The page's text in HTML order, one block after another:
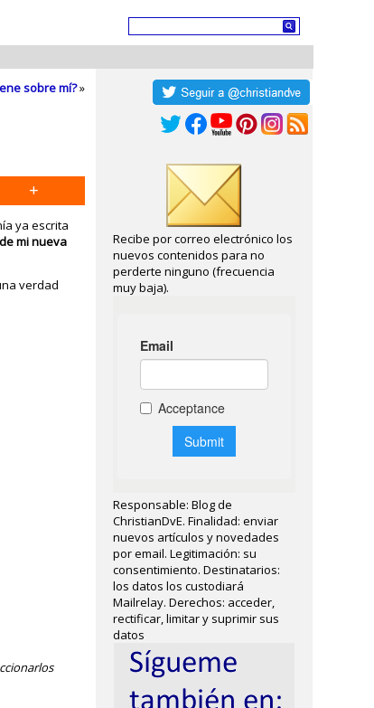
sobre mí?»
ya escrita
mi nueva
verdad
Recibe por correo electrónico los
nuevos contenidos para no
perderte ninguno (frecuencia
muy baja).
Responsable: Blog de
ChristianDvE. Finalidad: enviar
nuevos artículos y novedades
por email. Legitimación: su
consentimiento. Destinatarios:
los datos los custodiará
Mailrelay. Derechos: acceder,
rectificar, limitar y suprimir sus
datos